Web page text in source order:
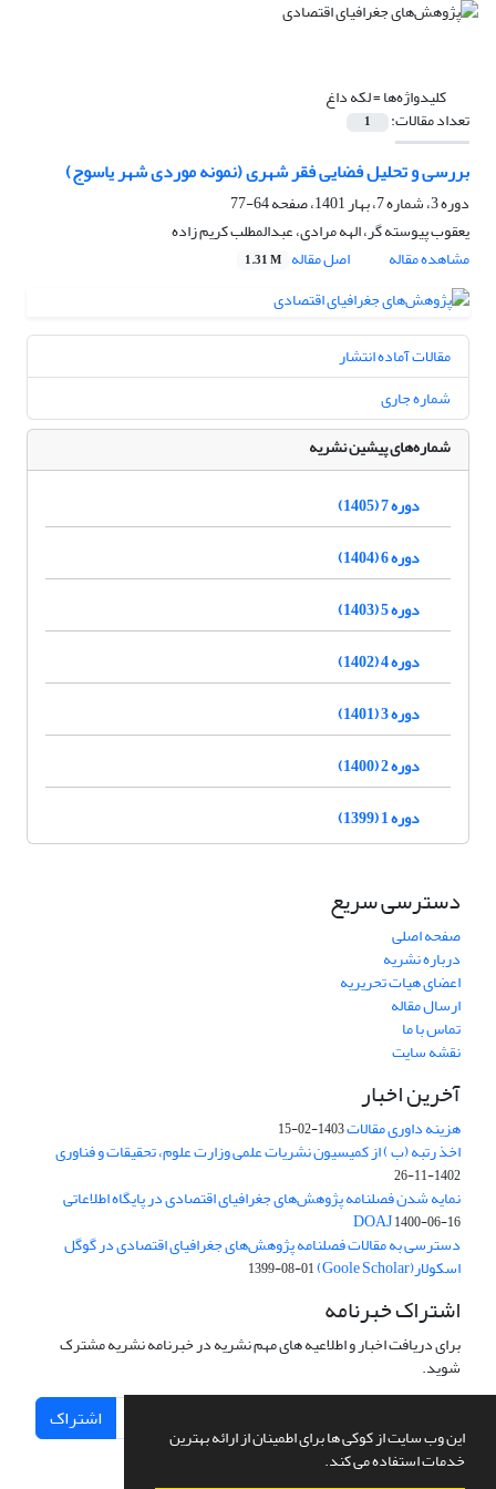
این وب سایت از کوکی ها برای اطمینان از ارائه بهترین
خدمات استفاده می کند.
کلیدواژه‌ها =لکه داغ
تعداد مقالات: 1
بررسی و تحلیل فضایی فقر شهری (نمونه موردی شهر یاسوج)
دوره 3، شماره 7، بهار 1401، صفحه
64-77
یعقوب پیوسته گر، الهه مرادی، عبدالمطلب کریم زاده
مشاهده مقاله
اصل مقاله 1.31 M
مقالات آماده انتشار
شماره جاری
شماره‌های پیشین نشریه
دوره 7 (1405)
دوره 6 (1404)
دوره 5 (1403)
دوره 4 (1402)
دوره 3 (1401)
دوره 2 (1400)
دوره 1 (1399)
دسترسی سریع
صفحه اصلی
درباره نشریه
اعضای هیات تحریریه
ارسال مقاله
تماس با ما
نقشه سایت
آخرین اخبار
هزینه داوری مقالات1403-02-15
اخذ رتبه (ب ) از کمیسیون نشریات علمی وزارت علوم، تحقیقات و فناوری
1402-11-26
نمایه شدن فصلنامه پژوهش‌های جغرافیای اقتصادی در پایگاه اطلاعاتی
DOAJ1400-06-16
دسترسی به مقالات فصلنامه پژوهش‌های جغرافیای اقتصادی در گوگل
اسکولار(Goole Scholar) 1399-08-01
اشتراک خبرنامه
برای دریافت اخبار و اطلاعیه های مهم نشریه در خبرنامه نشریه مشترک
شوید.
اشتراک